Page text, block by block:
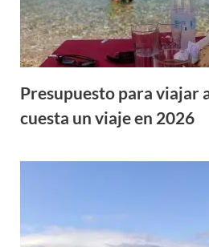
Presupuesto para viajar
cuesta un viaje en 2026